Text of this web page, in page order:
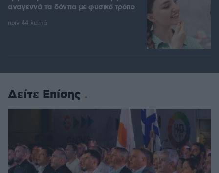
αναγεννά τα δόντια με φυσικό τρόπο
πριν 44 λεπτά
Δείτε Επίσης